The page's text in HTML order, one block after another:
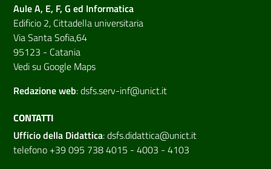
Aule A, E, F, G ed Informatica
Edificio 2, Cittadella universitaria
Via Santa Sofia,64
95123 - Catania
Vedi su Google Maps
Redazione web:dsfs.serv-inf@unict.it
CONTATTI
Ufficio della Didattica:dsfs.didattica@unict.it
telefono +39 095 738 4015 - 4003 - 4103